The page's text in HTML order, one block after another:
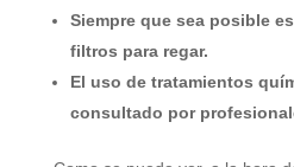
Siempre que sea posible
filtros para regar.
El uso de tratamientos
consultado por